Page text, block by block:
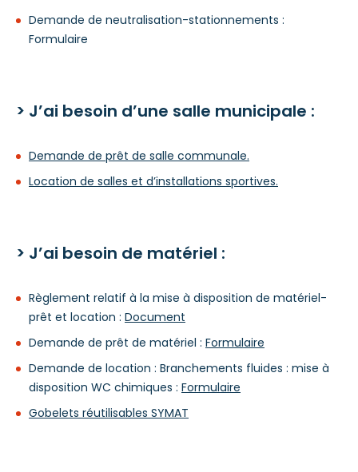
Demande de neutralisation-stationnements :
Formulaire
> J’ai besoin d’une salle municipale :
Demande de prêt de salle communale.
Location de salles et d’installations sportives.
> J’ai besoin de matériel :
Règlement relatif à la mise à disposition de matériel-
prêt et location : Document
Demande de prêt de matériel : Formulaire
Demande de location : Branchements fluides : mise à
disposition WC chimiques : Formulaire
Gobelets réutilisables SYMAT